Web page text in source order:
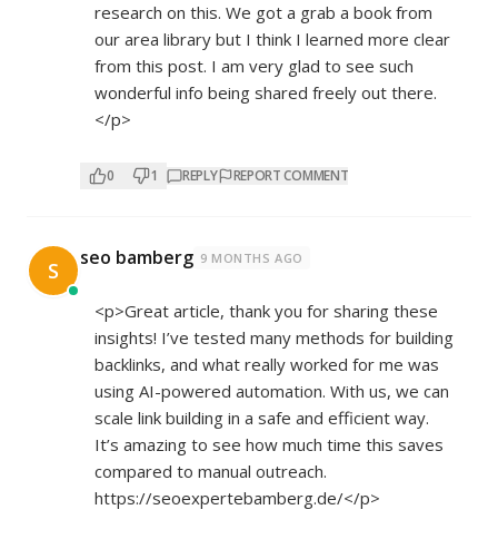
research on this. We got a grab a book from
our area library but I think I learned more clear
from this post. I am very glad to see such
wonderful info being shared freely out there.
</p>
0 1 REPLY REPORT COMMENT
S seo bamberg 9 MONTHS AGO
<p>Great article, thank you for sharing these
insights! I’ve tested many methods for building
backlinks, and what really worked for me was
using AI-powered automation. With us, we can
scale link building in a safe and efficient way.
It’s amazing to see how much time this saves
compared to manual outreach.
https://seoexpertebamberg.de/</p>